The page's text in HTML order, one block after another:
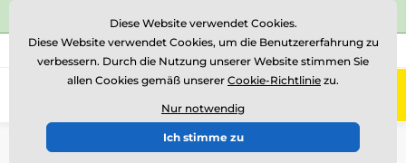
⭐Siehe 504 verifizierte Bewertungen auf
Rufen Sie uns an (Mo-Fr 15-18) +43 676 361 37 22
0
Einführung
Medaillen aus Metall
Diese Website verwendet Cookies.
Diese Website verwendet Cookies, um die Benutzererfahrung zu
verbessern. Durch die Nutzung unserer Website stimmen Sie
allen Cookies gemäß unserer Cookie-Richtlinie zu.
Nur notwendig
Ich stimme zu